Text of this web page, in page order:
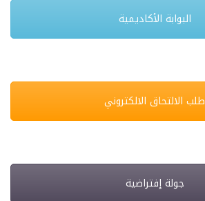
البوابة الأكاديمية
طلب الالتحاق الالكتروني
جولة إفتراضية